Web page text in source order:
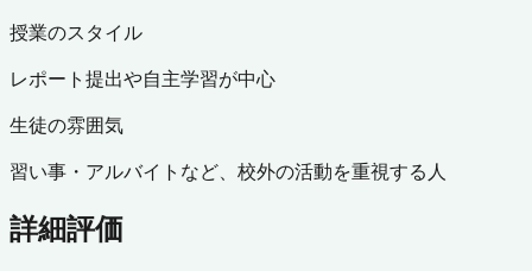
授業のスタイル
レポート提出や自主学習が中心
生徒の雰囲気
習い事・アルバイトなど、校外の活動を重視する人
詳細評価